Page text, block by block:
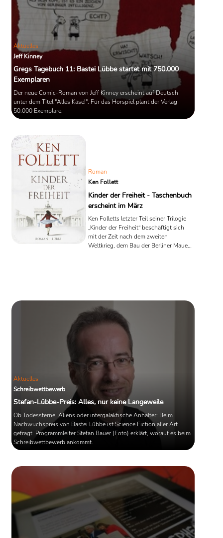
Aktuelles
Jeff Kinney
Gregs Tagebuch 11: Bastei Lübbe startet mit 750.000
Exemplaren
Der neue Comic-Roman von Jeff Kinney erscheint auf Deutsch
unter dem Titel "Alles Käse!". Für das Hörspiel plant der Verlag
50.000 Exemplare.
Roman
Ken Follett
Kinder der Freiheit - Taschenbuch
erscheint im März
Ken Folletts letzter Teil seiner Trilogie
„Kinder der Freiheit“ beschäftigt sich
mit der Zeit nach dem zweiten
Weltkrieg, dem Bau der Berliner Mauer
wichtige geschichtliche Ereignisse auf
spielerischer Art näher.
Aktuelles
Schreibwettbewerb
Stefan-Lübbe-Preis: Alles, nur keine Langeweile
Ob Todessterne, Aliens oder intergalaktische Anhalter: Beim
Nachwuchspreis von Bastei Lübbe ist Science Fiction aller Art
gefragt. Programmleiter Stefan Bauer (Foto) erklärt, worauf es beim
Schreibwettbewerb ankommt.